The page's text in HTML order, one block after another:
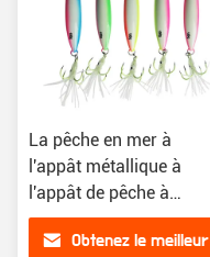
La pêche en mer à
l'appât métallique à
l'appât de pêche à
l'appât de pêche
artificielleObtenez le meilleur